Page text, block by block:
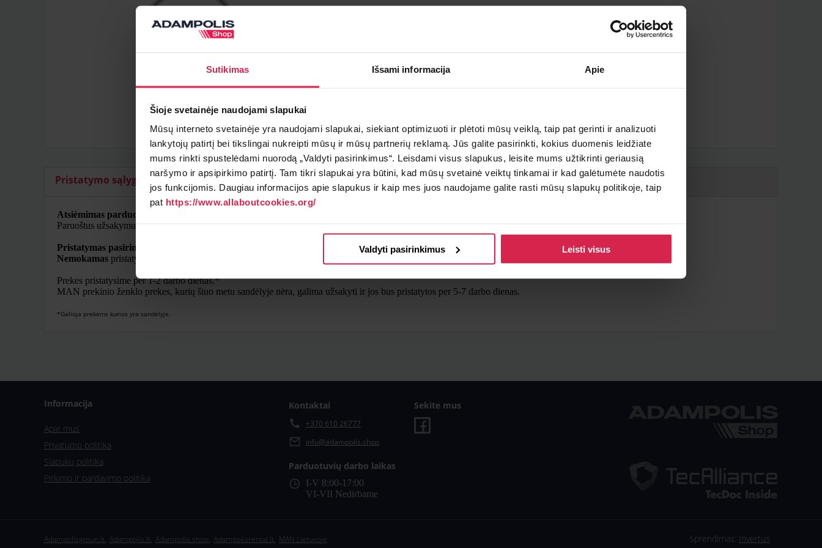
Sutikimas Išsami informacija Apie
Šioje svetainėje naudojami slapukai
Mūsų interneto svetainėje yra naudojami slapukai, siekiant optimizuoti ir plėtoti mūsų veiklą, taip pat gerinti ir analizuoti
lankytojų patirtį bei tikslingai nukreipti mūsų ir mūsų partnerių reklamą. Jūs galite pasirinkti, kokius duomenis leidžiate
mums rinkti spustelėdami nuorodą „Valdyti pasirinkimus“. Leisdami visus slapukus, leisite mums užtikrinti geriausią
naršymo ir apsipirkimo patirtį. Tam tikri slapukai yra būtini, kad mūsų svetainė veiktų tinkamai ir kad galėtumėte naudotis
jos funkcijomis. Daugiau informacijos apie slapukus ir kaip mes juos naudojame galite rasti mūsų slapukų politikoje, taip
pat https://www.allaboutcookies.org/
Valdyti pasirinkimus Leisti visus
Pristatymo sąlygos Papildomi artikulai
Atsiėmimas parduotuvėje
Paruoštus užsakymus galite atsiimti pasirinktame padalinyje nemokamai.
Pristatymas pasirinktu adresu
Nemokamas pristatymas Lietuvoje užsakymams nuo 50€.
Prekes pristatysime per 1-2 darbo dienas.*
MAN prekinio ženklo prekes, kurių šiuo metu sandėlyje nėra, galima užsakyti ir jos bus pristatytos per 5-7 darbo dienas.
*Galioja prekėms kurios yra sandėlyje.
Informacija
Apie mus
Privatumo politika
Slapukų politika
Pirkimo ir pardavimo politika
Kontaktai
+370 610 26777
info@adampolis.shop
Sekite mus
Parduotuvių darbo laikas
I-V 8:00-17:00
VI-VII Nedirbame
Adampolisgroup.lt, Adampolis.lt, Adampolis.shop, Adampolisrental.lt, MAN Lietuvoje Sprendimas: Invertus